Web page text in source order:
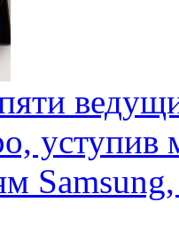
уступив